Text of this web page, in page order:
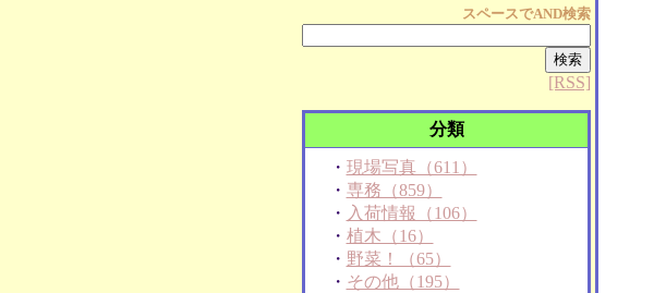
スペースでAND検索
[RSS]
分類
・ 現場写真（611）
・ 専務（859）
・ 入荷情報（106）
・ 植木（16）
・ 野菜！（65）
・ その他（195）